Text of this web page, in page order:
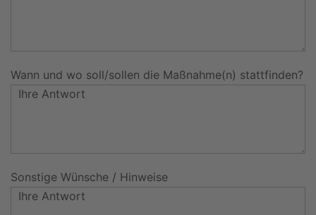
Wann und wo soll/sollen die Maßnahme(n) stattfinden?
Sonstige Wünsche / Hinweise